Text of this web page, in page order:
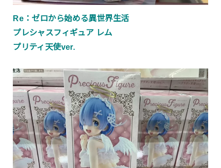
Re：ゼロから始める異世界生活
プレシャスフィギュア レム
プリティ天使ver.